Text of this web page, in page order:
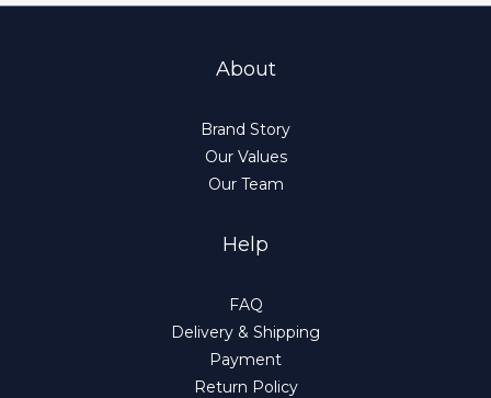
About
Brand Story
Our Values
Our Team
Help
FAQ
Delivery & Shipping
Payment
Return Policy